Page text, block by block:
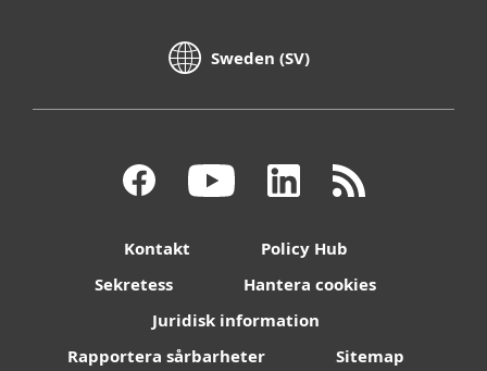
Sweden (SV)
Kontakt
Policy Hub
Sekretess
Hantera cookies
Juridisk information
Rapportera sårbarheter
Sitemap